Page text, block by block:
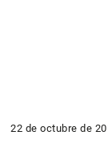
22 de octubre de